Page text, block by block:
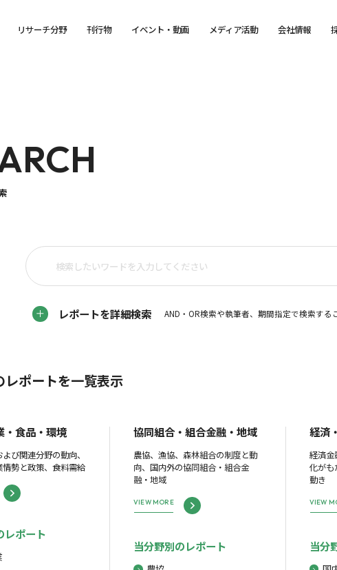
リサーチ分野 刊行物 イベント・動画 メディア活動 会社情報
レポートを詳細検索 AND・OR検索や執筆者、期間指定で検索する
レポートを一覧表示
・食品・環境
び関連分野の動向、
勢と政策、食料需給
レポート
協同組合・組合金融・地域
農協、漁協、森林組合の制度と動
向、国内外の協同組合・組合金
融・地域
VIEW MORE
当分野別のレポート
経済
経済金
化がも
動き
VIEW
当分